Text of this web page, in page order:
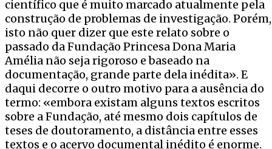
científico que é muito marcado atualmente pela
construção de problemas de investigação. Porém,
isto não quer dizer que este relato sobre o
passado da Fundação Princesa Dona Maria
Amélia não seja rigoroso e baseado na
documentação, grande parte dela inédita». E
daqui decorre o outro motivo para a ausência do
termo: «embora existam alguns textos escritos
sobre a Fundação, até mesmo dois capítulos de
teses de doutoramento, a distância entre esses
textos e o acervo documental inédito é enorme.